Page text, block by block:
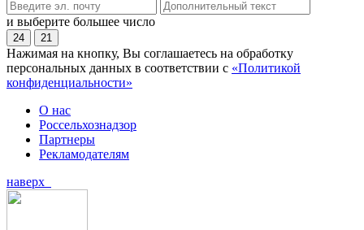
и выберите большее число
24 21
Нажимая на кнопку, Вы соглашаетесь на обработку
персональных данных в соответствии с «Политикой
конфиденциальности»
О нас
Россельхознадзор
Партнеры
Рекламодателям
наверх